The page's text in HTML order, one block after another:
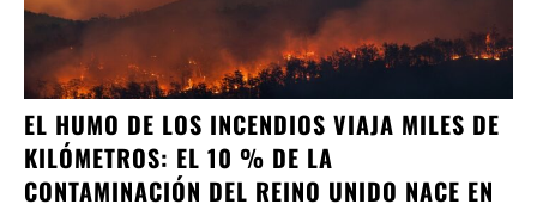
EL HUMO DE LOS INCENDIOS VIAJA MILES DE
KILÓMETROS: EL 10 % DE LA
CONTAMINACIÓN DEL REINO UNIDO NACE EN